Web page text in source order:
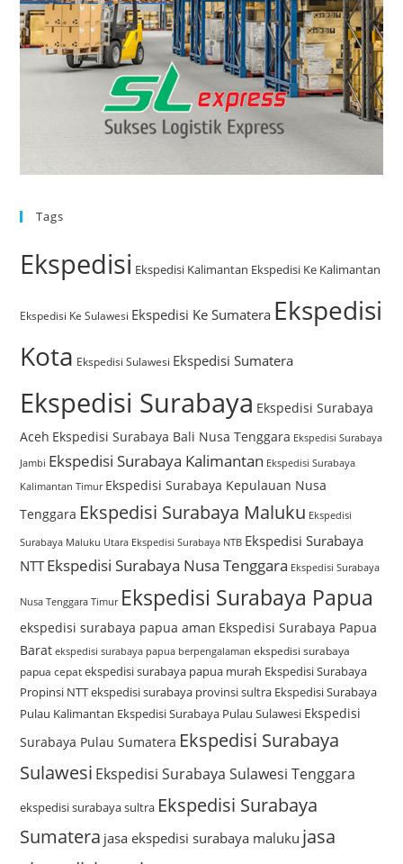
Tags
Ekspedisi Ekspedisi Kalimantan Ekspedisi Ke Kalimantan
Ekspedisi Ke Sulawesi Ekspedisi Ke Sumatera Ekspedisi
Kota Ekspedisi Sulawesi Ekspedisi Sumatera
Ekspedisi Surabaya Ekspedisi Surabaya
Aceh Ekspedisi Surabaya Bali Nusa Tenggara Ekspedisi Surabaya
Jambi Ekspedisi Surabaya Kalimantan Ekspedisi Surabaya
Kalimantan Timur Ekspedisi Surabaya Kepulauan Nusa
Tenggara Ekspedisi Surabaya Maluku Ekspedisi
Surabaya Maluku Utara Ekspedisi Surabaya NTB Ekspedisi Surabaya
NTTEkspedisi Surabaya Nusa Tenggara Ekspedisi Surabaya
Nusa Tenggara Timur Ekspedisi Surabaya Papua
ekspedisi surabaya papua aman Ekspedisi Surabaya Papua
Barat ekspedisi surabaya papua berpengalaman ekspedisi surabaya
papua cepat ekspedisi surabaya papua murah Ekspedisi Surabaya
Propinsi NTTekspedisi surabaya provinsi sultra Ekspedisi Surabaya
Pulau Kalimantan Ekspedisi Surabaya Pulau Sulawesi Ekspedisi
Surabaya Pulau Sumatera Ekspedisi Surabaya
Sulawesi Ekspedisi Surabaya Sulawesi Tenggara
ekspedisi surabaya sultra Ekspedisi Surabaya
Sumatera jasa ekspedisi surabaya maluku jasa